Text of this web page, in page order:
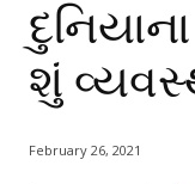
શું
February 26, 2021